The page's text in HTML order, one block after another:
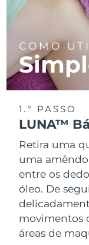
COMO
1.º PASSO
LUNA™
Retira uma
uma
entre os
óleo. De
movimentos
áreas de